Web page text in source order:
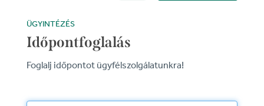
Időpontfoglalás
ÜGYINTÉZÉS
Foglalj időpontot ügyfélszolgálatunkra!